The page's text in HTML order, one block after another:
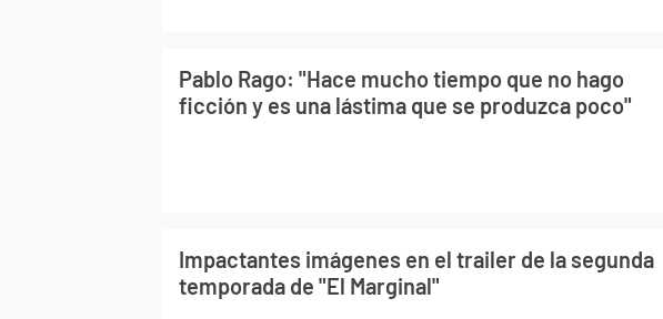
Pablo Rago: "Hace mucho tiempo que no hago
ficción y es una lástima que se produzca poco"
Impactantes imágenes en el trailer de la segunda
temporada de "El Marginal"